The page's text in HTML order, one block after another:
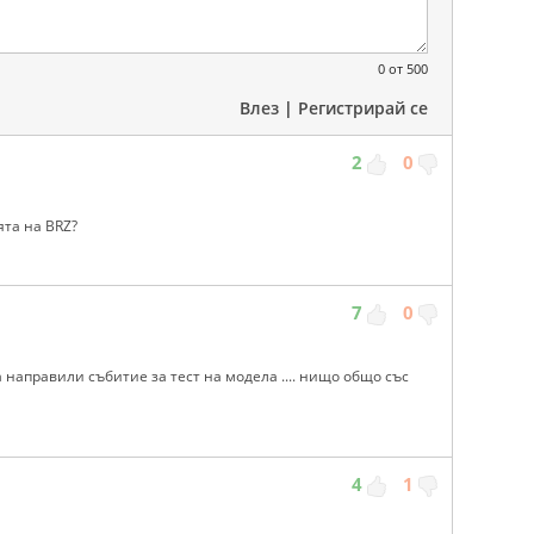
0 от 500
Влез | Регистрирай се
2 0
на BRZ?
7 0
направили събитие за тест на модела .... нищо общо със
4 1